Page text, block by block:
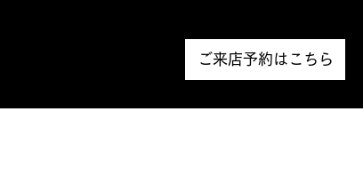
ご来店予約はこちら